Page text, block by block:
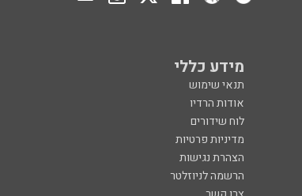
מידע כללי
תנאי שימוש
אודות הרדיו
לוח שידורים
מדיניות פרטיות
הצהרת נגישות
הרשמה לניוזלטר